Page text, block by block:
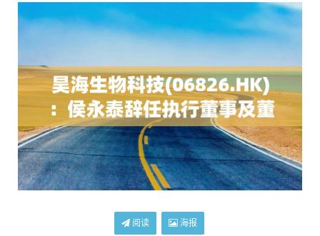
阅读 海报